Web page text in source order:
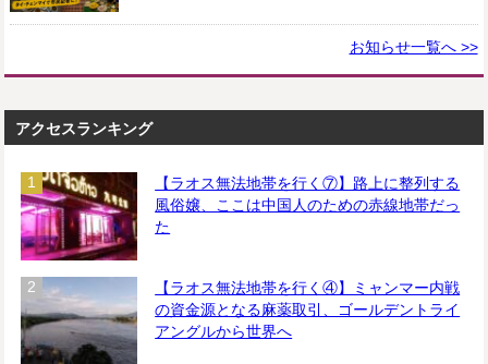
お知らせ一覧へ >>
アクセスランキング
【ラオス無法地帯を行く⑦】路上に整列する
風俗嬢、ここは中国人のための赤線地帯だっ
た
【ラオス無法地帯を行く④】ミャンマー内戦
の資金源となる麻薬取引、ゴールデントライ
アングルから世界へ